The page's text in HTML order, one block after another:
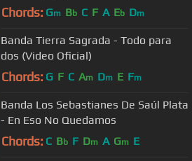
Chords: Gm Bb C F A Eb Dm
Banda Tierra Sagrada - Todo para
dos (Video Oficial)
Chords: G F C Am Dm E Fm
Banda Los Sebastianes De Saúl Plata
- En Eso No Quedamos
Chords: C Bb F Dm A Gm E